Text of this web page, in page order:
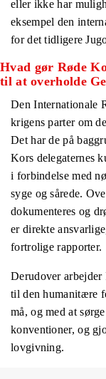
eller ikke har
eksempel den
for det tidligere
Hvad gør Røde
til at overholde
Den Internationale
krigens parter om
Det har de på
Kors delegaternes
i forbindelse med
syge og sårede.
dokumenteres og
er direkte
fortrolige rapporter.
Derudover arbejder
til den humanitære
må, og med at
konventioner, og
lovgivning.